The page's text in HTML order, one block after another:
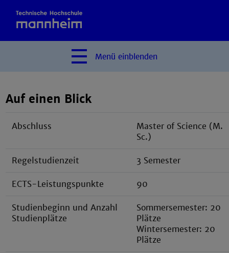
Menü einblenden
Auf einen Blick
Abschluss
Master of Science (M.
Sc.)
Regelstudienzeit 3 Semester
ECTS-Leistungspunkte 90
Studienbeginn und Anzahl
Studienplätze
Sommersemester: 20
Plätze
Wintersemester: 20
Plätze